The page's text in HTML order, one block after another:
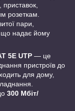
приставок,
розеткам.
пари,
що надає йому
5E UTP — це
пристроїв до
для дому,
300 Мбіт/